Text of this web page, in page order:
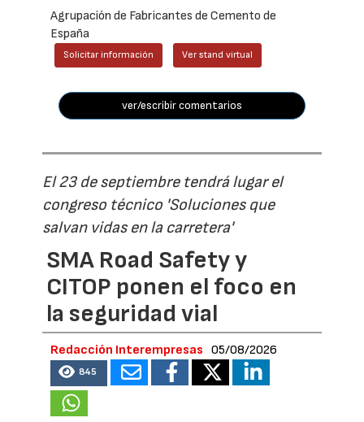
Agrupación de Fabricantes de Cemento de
España
Solicitar información Ver stand virtual
ver/escribir comentarios
El 23 de septiembre tendrá lugar el
congreso técnico 'Soluciones que
salvan vidas en la carretera'
SMA Road Safety y
CITOP ponen el foco en
la seguridad vial
Redacción Interempresas 05/08/2026
845